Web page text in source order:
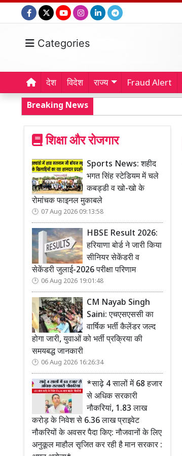
Categories
देश विदेश राज्य Fraud Alert
Breaking News
शिक्षा और रोजगार
Sports News: शहीद
भगत सिंह स्टेडियम में चले
कबड्डी व खो-खो के
रोमांचक फाइनल मुकाबले
07 Aug 2026 09:13:58
HBSE Result 2026:
हरियाणा बोर्ड ने जारी किया
सीनियर सेकेंडरी व
सेकेंडरी जुलाई-2026 परीक्षा परिणाम
06 Aug 2026 19:01:48
CM Nayab Singh
Saini: एचएसएससी का
वार्षिक भर्ती कैलेंडर जल्द
होगा जारी, युवाओं को भर्ती प्रक्रिया की
समयबद्ध जानकारी
06 Aug 2026 16:26:34
*साढ़े 4 सालों में 68 हजार
से अधिक सरकारी
नौकरियां, 1.83 लाख
करोड़ के निवेश से 6.36 लाख प्राइवेट
नौकरियों के अवसर पैदा किए: नौजवानों के लिए
अनुकूल माहौल सृजित कर रही है मान सरकार :